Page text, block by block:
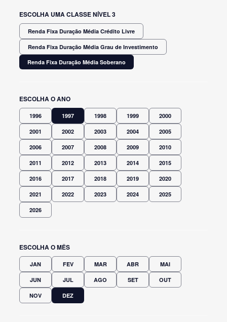
ESCOLHA UMA CLASSE NÍVEL 3
Renda Fixa Duração Média Crédito Livre
Renda Fixa Duração Média Grau de Investimento
Renda Fixa Duração Média Soberano
ESCOLHA O ANO
1996 1997 1998 1999 2000
2001 2002 2003 2004 2005
2006 2007 2008 2009 2010
2011 2012 2013 2014 2015
2016 2017 2018 2019 2020
2021 2022 2023 2024 2025
2026
ESCOLHA O MÊS
JAN FEV MAR ABR MAI
JUN JUL AGO SET OUT
NOV DEZ